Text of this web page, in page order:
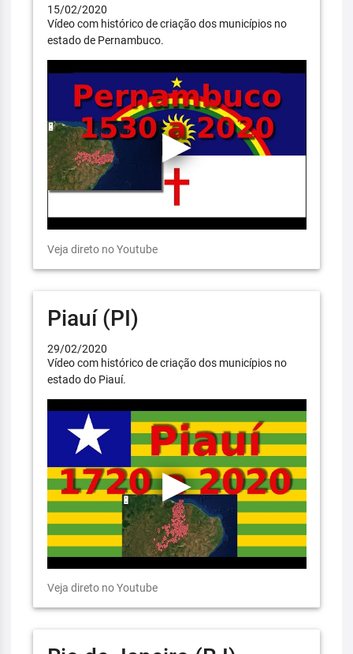
15/02/2020
Vídeo com histórico de criação dos municípios no
estado de Pernambuco.
Veja direto no Youtube
Piauí (PI)
29/02/2020
Vídeo com histórico de criação dos municípios no
estado do Piauí.
Veja direto no Youtube